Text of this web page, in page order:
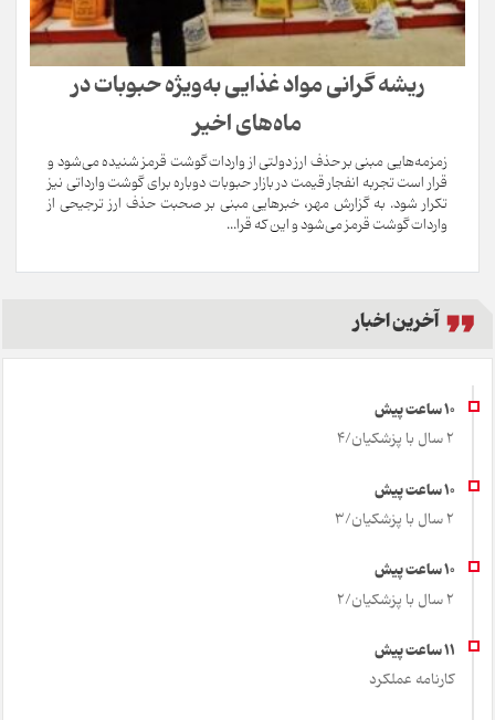
ریشه گرانی مواد غذایی به‌ویژه حبوبات در
ماه‌های اخیر
زمزمه‌هایی مبنی بر حذف ارز دولتی از واردات گوشت قرمز شنیده می‌شود و
قرار است تجربه انفجار قیمت در بازار حبوبات دوباره برای گوشت وارداتی نیز
تکرار شود. به گزارش مهر، خبرهایی مبنی بر صحبت حذف ارز ترجیحی از
واردات گوشت قرمز می‌شود و این که قرا...
آخرین اخبار
2 سال با پزشکیان/4
2 سال با پزشکیان/3
2 سال با پزشکیان/2
کارنامه عملکرد